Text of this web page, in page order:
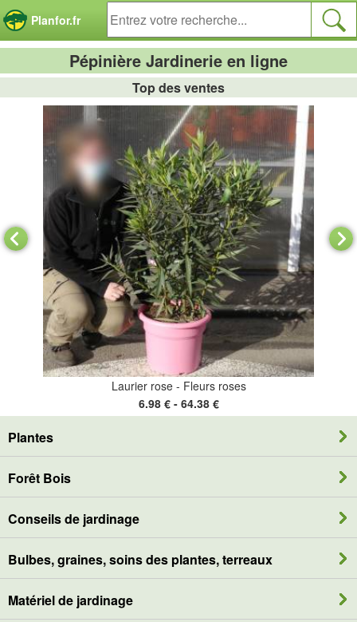
Planfor.fr
Pépinière Jardinerie en ligne
Top des ventes
Laurier rose - Fleurs roses
6.98 € - 64.38 €
Plantes
Forêt Bois
Conseils de jardinage
Bulbes, graines, soins des plantes, terreaux
Matériel de jardinage
Panneau de gestion des cookies